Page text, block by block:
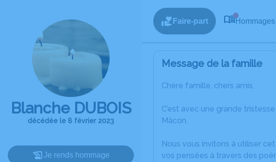
Blanche DUBOIS
décédée le 8 février 2023
Je rends hommage
Faire-part Hommages
Message de la famille
Chère famille, chers amis,
C’est avec une grande
Mâcon.
Nous vous invitons à utiliser
vos pensées à travers des